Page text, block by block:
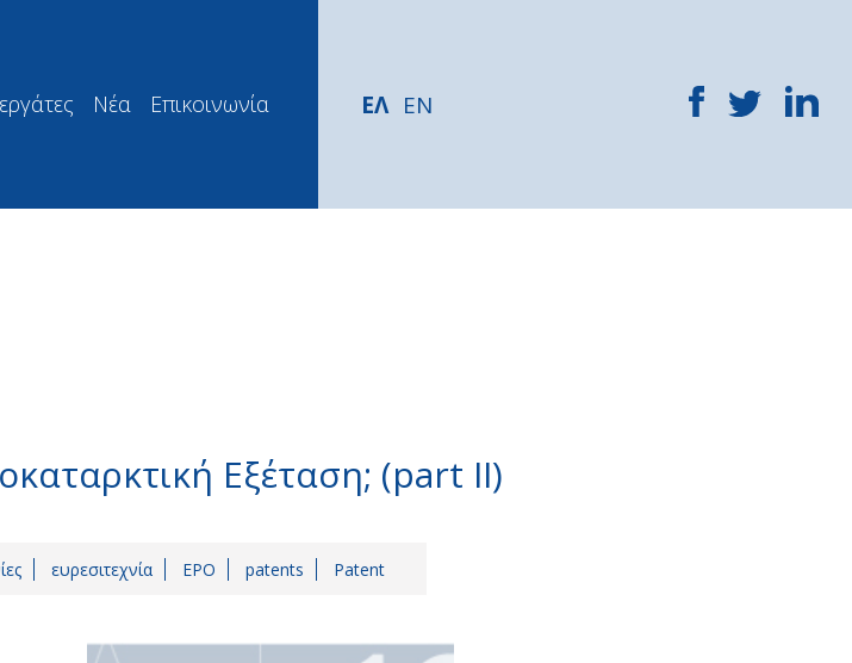
Νέα Επικοινωνία ΕΛ EN
Εξέταση; (part II)
ευρεσιτεχνία EPO patents Patent